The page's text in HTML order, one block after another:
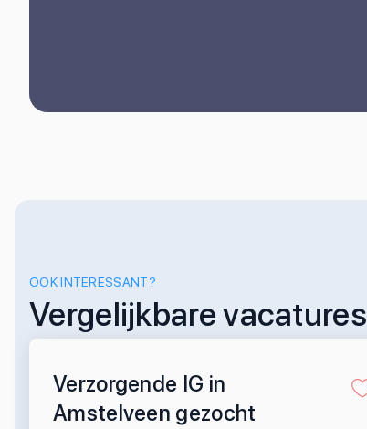
OOK INTERESSANT?
Vergelijkbare vacatures
Verzorgende IG in
Amstelveen gezocht